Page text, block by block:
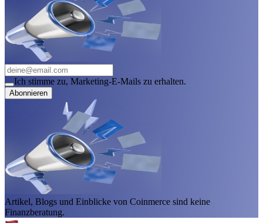
Ich stimme zu, Marketing-E-Mails zu erhalten.
Abonnieren
Artikel, Blogs und Einblicke von Coinmerce sind keine
Finanzberatung.